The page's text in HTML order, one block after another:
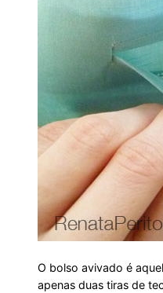
O bolso avivado é
apenas duas tiras de